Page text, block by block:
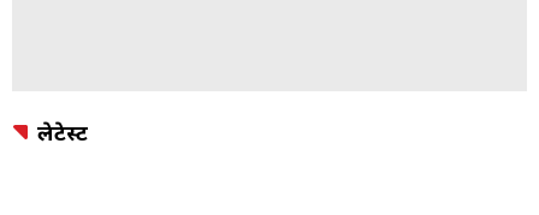
लेटेस्ट